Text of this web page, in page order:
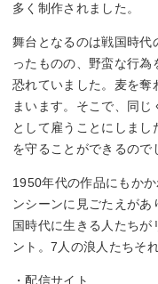
多く制作されました。
舞台となるのは戦国時代
ったものの、野蛮な行
恐れていました。麦を奪
まいます。そこで、同
として雇うことにしま
を守ることができるので
1950年代の作品にもか
ンシーンに見ごたえが
国時代に生きる人たちが
ント。7人の浪人たちそ
・配信サイト